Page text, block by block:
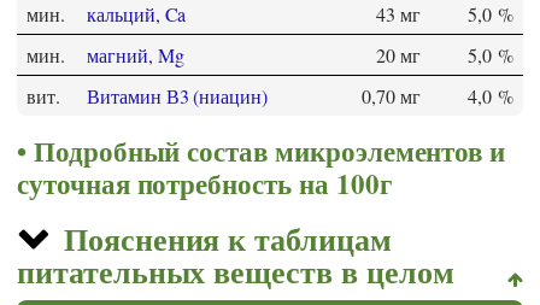
мин.
кальций, Ca 43 мг
5,0 %
мин.
магний, Mg 20 мг
5,0 %
вит.
Витамин В3 (ниацин) 0,70 мг 4,0 %
Подробный состав микроэлементов и
суточная потребность на 100г
Пояснения к таблицам
питательных веществ в целом